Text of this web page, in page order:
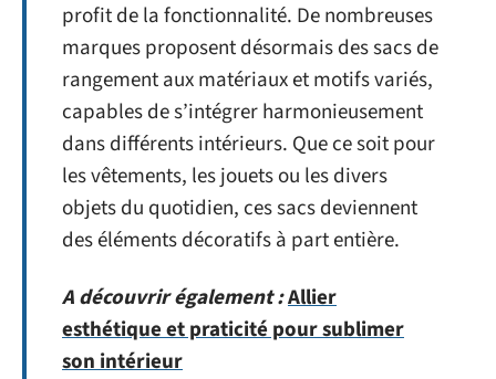
profit de la fonctionnalité. De nombreuses
marques proposent désormais des sacs de
rangement aux matériaux et motifs variés,
capables de s’intégrer harmonieusement
dans différents intérieurs. Que ce soit pour
les vêtements, les jouets ou les divers
objets du quotidien, ces sacs deviennent
des éléments décoratifs à part entière.
A découvrir également :Allier
esthétique et praticité pour sublimer
son intérieur